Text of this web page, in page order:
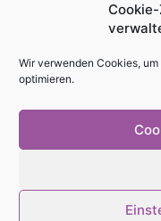
Wir verwenden Cookies,
optimieren.